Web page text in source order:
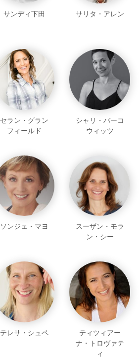
サンディ下田 サリタ・アレン
セラン・グラン
フィールド
シャリ・バーコ
ウィッツ
ソンジェ・マヨ
スーザン・モラ
ン・シー
テレサ・シュペ
ティツィアー
ナ・トロヴァテ
ィ